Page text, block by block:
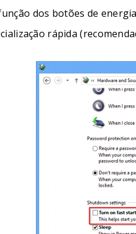
dos botões de
rápida